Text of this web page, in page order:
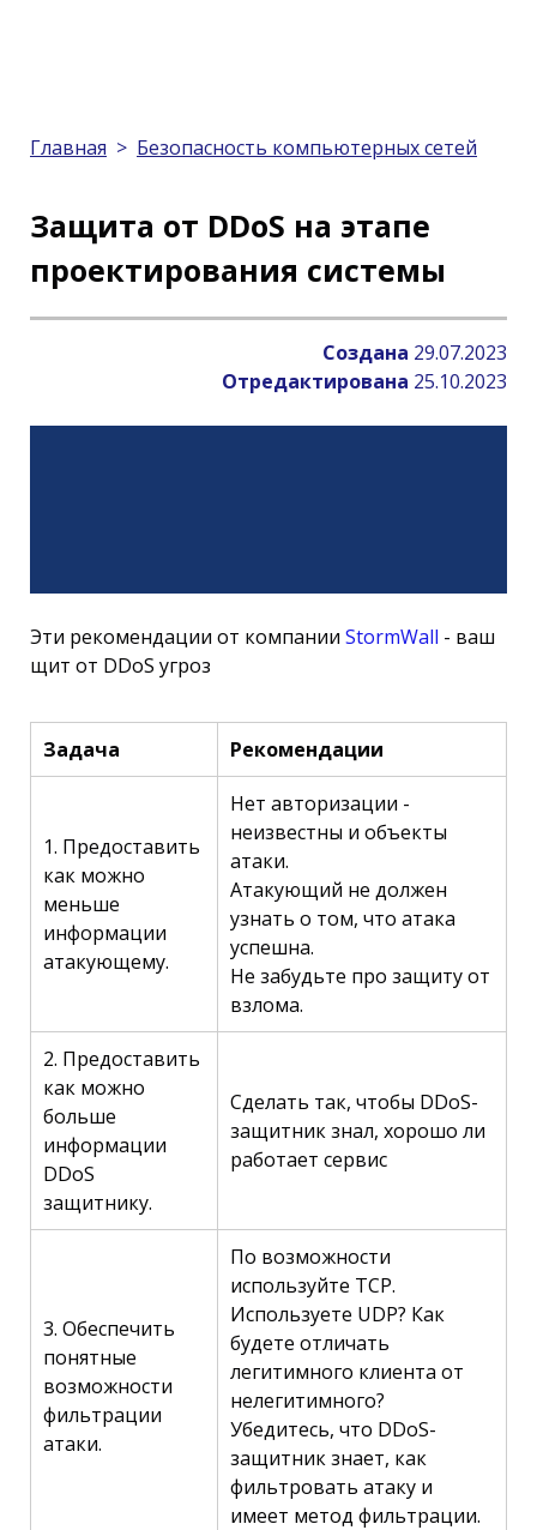
Главная > Безопасность компьютерных сетей
Защита от DDoS на этапе
проектирования системы
Создана 29.07.2023
Отредактирована 25.10.2023
Эти рекомендации от компании StormWall - ваш
щит от DDoS угроз
Задача Рекомендации
1. Предоставить
как можно
меньше
информации
атакующему.
Нет авторизации -
неизвестны и объекты
атаки.
Атакующий не должен
узнать о том, что атака
успешна.
Не забудьте про защиту от
взлома.
2. Предоставить
как можно
больше
информации
DDoS
защитнику.
Сделать так, чтобы DDoS-
защитник знал, хорошо ли
работает сервис
3. Обеспечить
понятные
возможности
фильтрации
атаки.
По возможности
используйте TCP.
Используете UDP? Как
будете отличать
легитимного клиента от
нелегитимного?
Убедитесь, что DDoS-
защитник знает, как
фильтровать атаку и
имеет метод фильтрации.